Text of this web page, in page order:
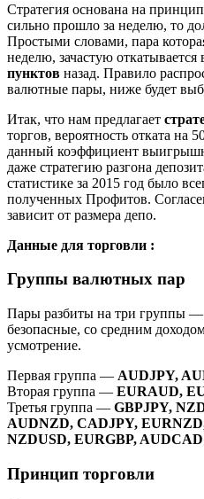
Стратегия основана на
сильно прошло за неделю, то
Простыми словами, пара
неделю, зачастую
пунктов назад. Правило
валютные пары, ниже будет
Итак, что нам предлагает
торгов, вероятность отката на
данный коэффициент
даже стратегию разгона
статистике за 2015 год было
полученных Профитов.
зависит от размера депо.
Данные для торговли :
Группы валютных пар
Пары разбиты на три группы
безопасные, со средним
усмотрение.
Первая группа — AUDJPY,
Вторая группа — EURAUD,
Третья группа — GBPJPY,
AUDNZD, CADJPY,
NZDUSD, EURGBP, AUDCAD
Принцип торговли